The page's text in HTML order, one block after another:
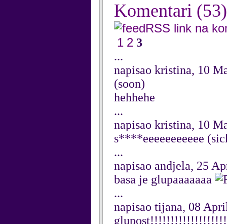
Komentari (53)
RSS link na
1 2 3
...
napisao kristina, 10
(soon)
hehhehe
...
napisao kristina, 10
s****eeeeeeeeeee
...
napisao andjela, 25
basa je glupaaaaaaa
...
napisao tijana, 08